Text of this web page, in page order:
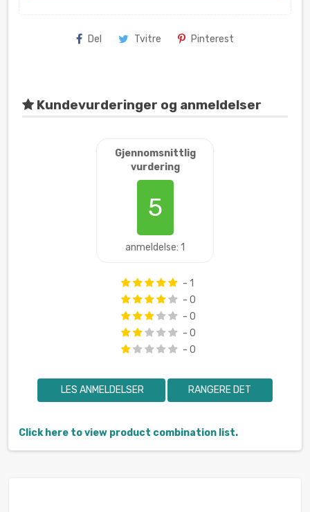
Del Tvitre Pinterest
Kundevurderinger og anmeldelser
Gjennomsnittlig
vurdering
5
anmeldelse: 1
- 1
- 0
- 0
- 0
- 0
LES ANMELDELSER RANGERE DET
Click here to view product combination list.